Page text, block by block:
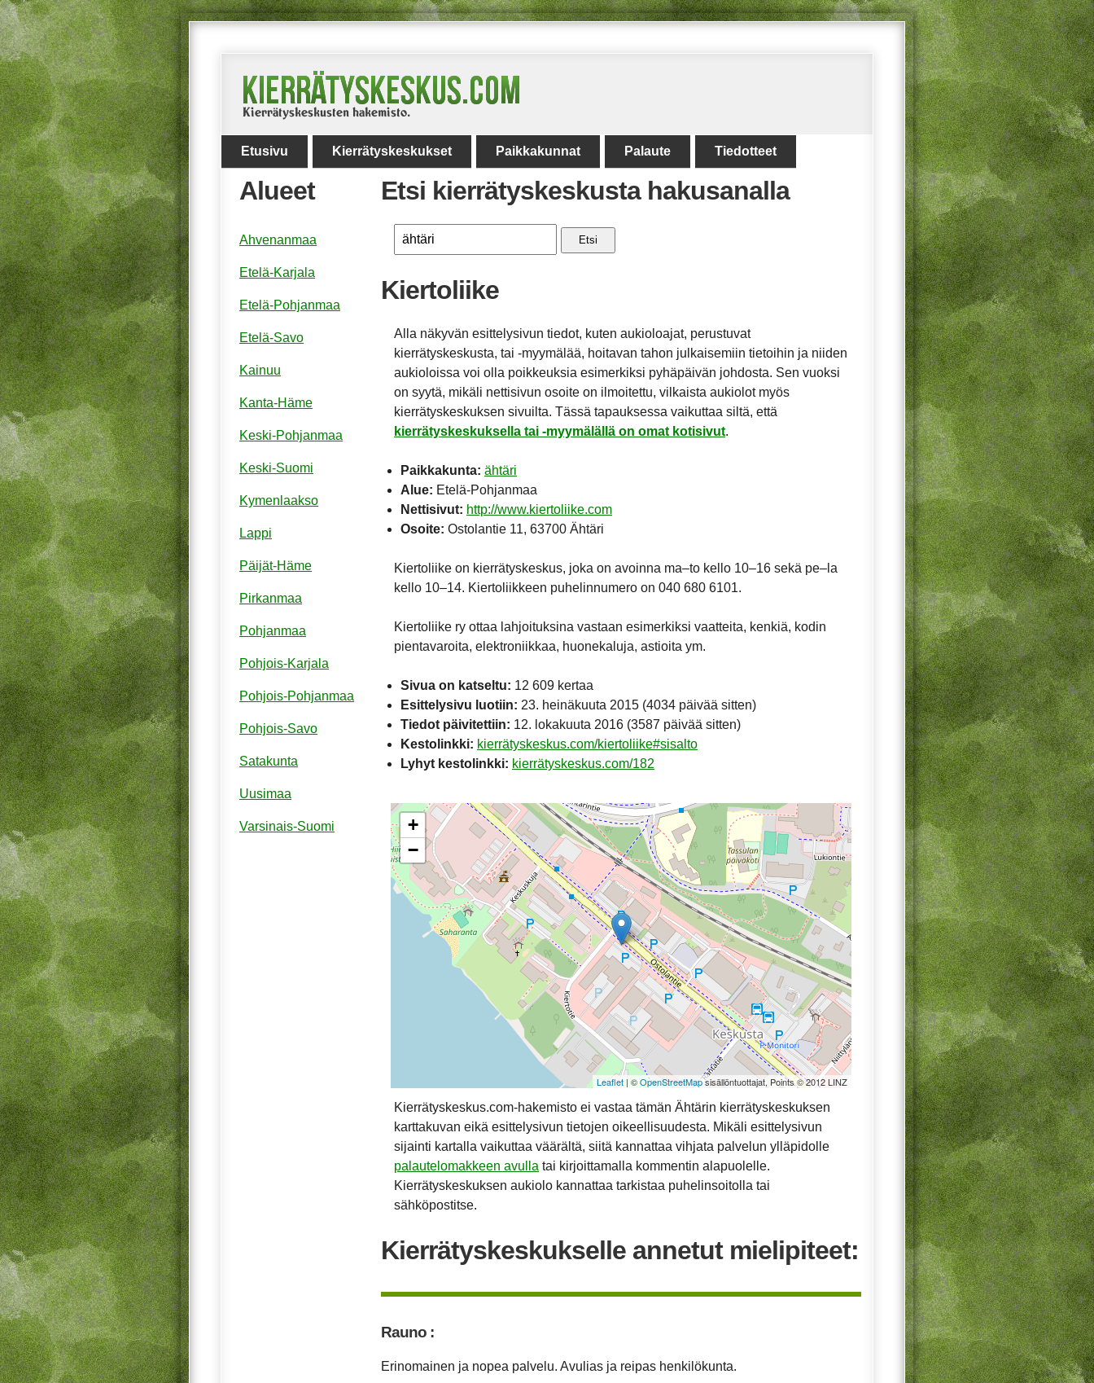
Etusivu Kierrätyskeskukset Paikkakunnat Palaute Tiedotteet
Etsi kierrätyskeskusta hakusanalla
Etsi
Kiertoliike
Alla näkyvän esittelysivun tiedot, kuten aukioloajat, perustuvat
kierrätyskeskusta, tai -myymälää, hoitavan tahon julkaisemiin tietoihin ja niiden
aukioloissa voi olla poikkeuksia esimerkiksi pyhäpäivän johdosta. Sen vuoksi
on syytä, mikäli nettisivun osoite on ilmoitettu, vilkaista aukiolot myös
kierrätyskeskuksen sivuilta. Tässä tapauksessa vaikuttaa siltä, että
kierrätyskeskuksella tai -myymälällä on omat kotisivut.
Paikkakunta: ähtäri
Alue: Etelä-Pohjanmaa
Nettisivut: http://www.kiertoliike.com
Osoite: Ostolantie 11, 63700 Ähtäri
Kiertoliike on kierrätyskeskus, joka on avoinna ma–to kello 10–16 sekä pe–la
kello 10–14. Kiertoliikkeen puhelinnumero on 040 680 6101.
Kiertoliike ry ottaa lahjoituksina vastaan esimerkiksi vaatteita, kenkiä, kodin
pientavaroita, elektroniikkaa, huonekaluja, astioita ym.
Sivua on katseltu: 12 609 kertaa
Esittelysivu luotiin: 23. heinäkuuta 2015 (4034 päivää sitten)
Tiedot päivitettiin: 12. lokakuuta 2016 (3587 päivää sitten)
Kestolinkki: kierrätyskeskus.com/kiertoliike#sisalto
Lyhyt kestolinkki: kierrätyskeskus.com/182
+
−
Leaflet | ©OpenStreetMapsisällöntuottajat, Points © 2012 LINZ
Kierrätyskeskus.com-hakemisto ei vastaa tämän Ähtärin kierrätyskeskuksen
karttakuvan eikä esittelysivun tietojen oikeellisuudesta. Mikäli esittelysivun
sijainti kartalla vaikuttaa väärältä, siitä kannattaa vihjata palvelun ylläpidolle
palautelomakkeen avulla tai kirjoittamalla kommentin alapuolelle.
Kierrätyskeskuksen aukiolo kannattaa tarkistaa puhelinsoitolla tai
sähköpostitse.
Kierrätyskeskukselle annetut mielipiteet:
Rauno :
Erinomainen ja nopea palvelu. Avulias ja reipas henkilökunta.
Alueet
Ahvenanmaa
Etelä-Karjala
Etelä-Pohjanmaa
Etelä-Savo
Kainuu
Kanta-Häme
Keski-Pohjanmaa
Keski-Suomi
Kymenlaakso
Lappi
Päijät-Häme
Pirkanmaa
Pohjanmaa
Pohjois-Karjala
Pohjois-Pohjanmaa
Pohjois-Savo
Satakunta
Uusimaa
Varsinais-Suomi